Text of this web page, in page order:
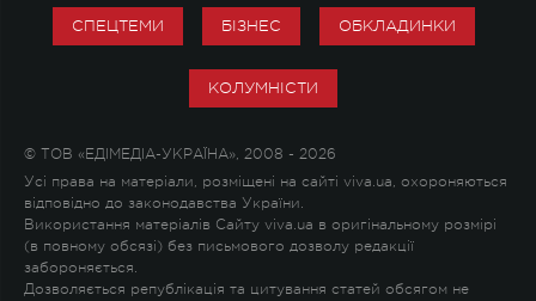
СПЕЦТЕМИ БІЗНЕС ОБКЛАДИНКИ
КОЛУМНІСТИ
© ТОВ «ЕДІМЕДІА-УКРАЇНА», 2008 - 2026
Усі права на матеріали, розміщені на сайті viva.ua, охороняються
відповідно до законодавства України.
Використання матеріалів Сайту viva.ua в оригінальному розмірі
(в повному обсязі) без письмового дозволу редакції
забороняється.
Дозволяється републікація та цитування статей обсягом не